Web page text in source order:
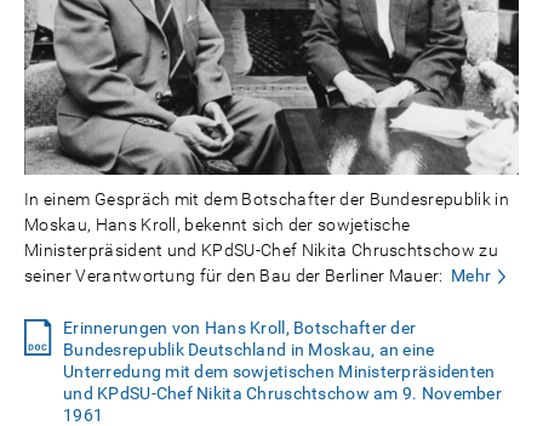
In einem Gespräch mit dem Botschafter der Bundesrepublik in
Moskau, Hans Kroll, bekennt sich der sowjetische
Ministerpräsident und KPdSU-Chef Nikita Chruschtschow zu
seiner Verantwortung für den Bau der Berliner Mauer: Mehr
Erinnerungen von Hans Kroll, Botschafter der
Bundesrepublik Deutschland in Moskau, an eine
Unterredung mit dem sowjetischen Ministerpräsidenten
und KPdSU-Chef Nikita Chruschtschow am 9. November
1961